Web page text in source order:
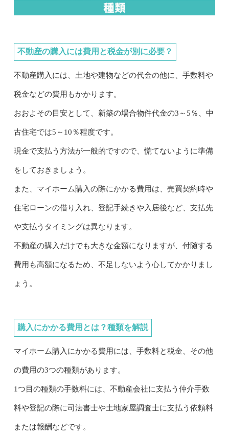
不動産の購入には費用と税金が別に必要？
不動産購入には、土地や建物などの代金の他に、手数料や
税金などの費用もかかります。
おおよその目安として、新築の場合物件代金の3～5％、中
古住宅では5～10％程度です。
現金で支払う方法が一般的ですので、慌てないように準備
をしておきましょう。
また、マイホーム購入の際にかかる費用は、売買契約時や
住宅ローンの借り入れ、登記手続きや入居後など、支払先
や支払うタイミングは異なります。
不動産の購入だけでも大きな金額になりますが、付随する
費用も高額になるため、不足しないよう心してかかりまし
ょう。
購入にかかる費用とは？種類を解説
マイホーム購入にかかる費用には、手数料と税金、その他
の費用の3つの種類があります。
1つ目の種類の手数料には、不動産会社に支払う仲介手数
料や登記の際に司法書士や土地家屋調査士に支払う依頼料
または報酬などです。